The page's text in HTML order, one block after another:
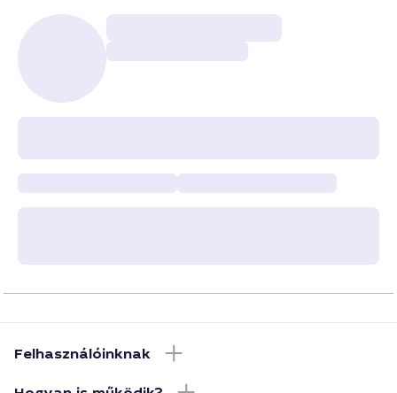
Felhasználóinknak